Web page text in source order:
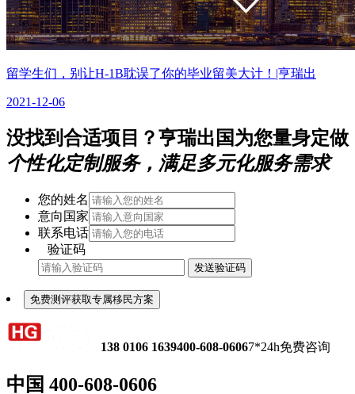
留学生们，别让H-1B耽误了你的毕业留美大计！|亨瑞出
2021-12-06
没找到合适项目？亨瑞出国为您量身定做
个性化定制服务，满足多元化服务需求
您的姓名
意向国家
联系电话
验证码
发送验证码
免费测评获取专属移民方案
138 0106 1639400-608-06067*24h免费咨询
中国 400-608-0606